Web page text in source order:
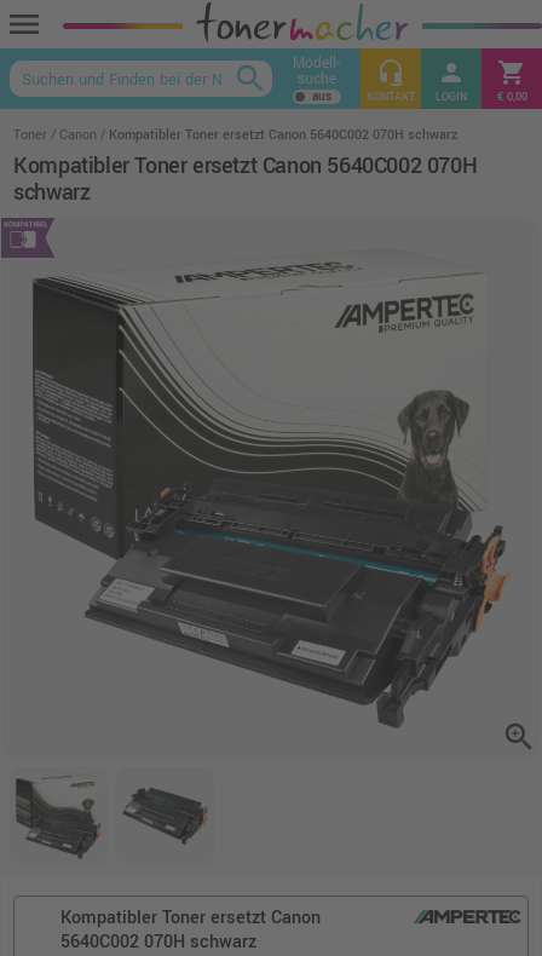
menu
keyboard_arrow_up
search Modell-
suche headset_mic
KONTAKT
person
LOGIN
shopping_cart
€ 0,00
Toner Canon Kompatibler Toner ersetzt Canon 5640C002 070H schwarz
Kompatibler Toner ersetzt Canon 5640C002 070H
schwarz
zoom_in
Kompatibler Toner ersetzt Canon
5640C002 070H schwarz